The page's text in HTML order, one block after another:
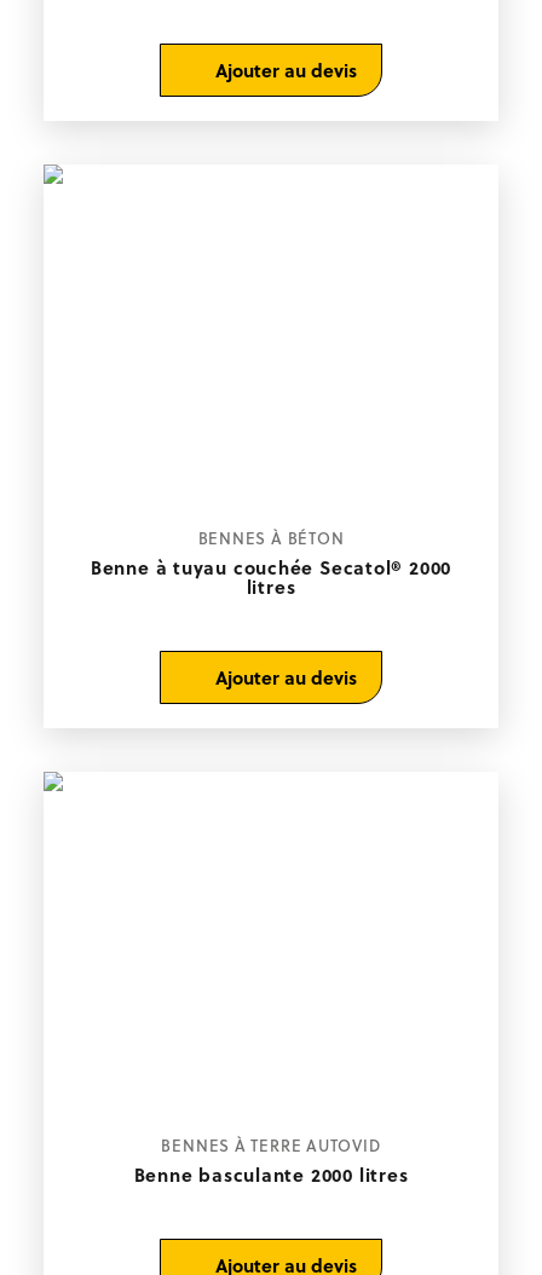
Ajouter au devis
Benne à tuyau couchée Secatol® 2000
litres
BENNES À BÉTON
Ajouter au devis
Benne basculante 2000 litres
BENNES À TERRE AUTOVID
Ajouter au devis